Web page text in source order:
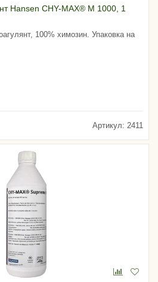
Hansen CHY-MAX® M 1000, 1
100% химозин. Упаковка на
Артикул: 2411